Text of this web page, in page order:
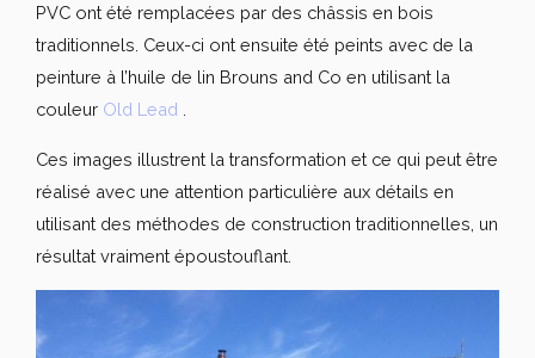
PVC ont été remplacées par des châssis en bois
traditionnels. Ceux-ci ont ensuite été peints avec de la
peinture à l’huile de lin Brouns and Co en utilisant la
couleur Old Lead .
Ces images illustrent la transformation et ce qui peut être
réalisé avec une attention particulière aux détails en
utilisant des méthodes de construction traditionnelles, un
résultat vraiment époustouflant.